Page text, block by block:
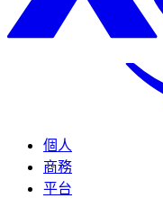
個人
商務
平台